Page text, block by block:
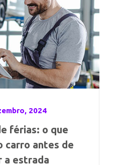
2024
férias: o que
carro antes de
a estrada